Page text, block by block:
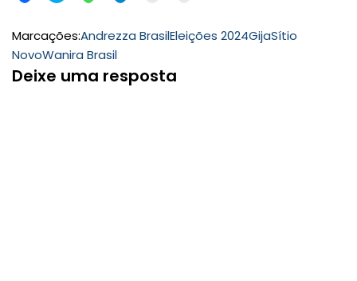
Marcações:Andrezza BrasilEleições 2024GijaSítio
NovoWanira Brasil
Deixe uma resposta